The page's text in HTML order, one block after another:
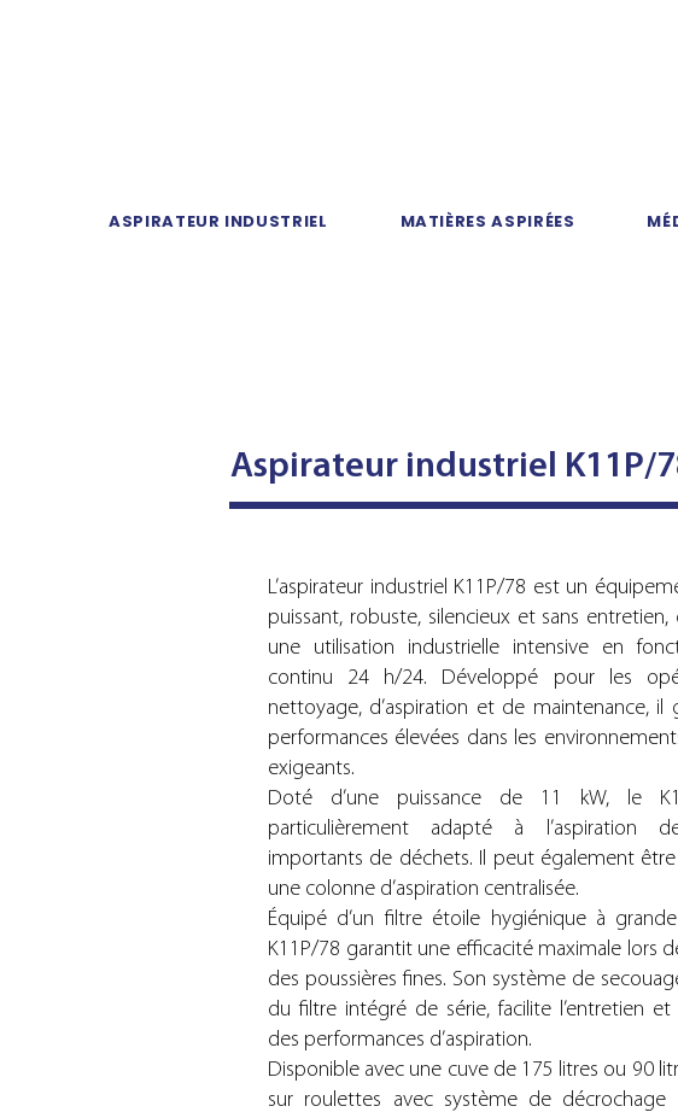
ASPIRATEUR INDUSTRIEL MATIÈRES ASPIRÉES
Aspirateur industriel K11P/
L’aspirateur industriel K11P/78 est un
puissant, robuste, silencieux et sans
une utilisation industrielle intensive en
continu 24 h/24. Développé pour les
nettoyage, d’aspiration et de maintenance, il
performances élevées dans les
exigeants.
Doté d’une puissance de 11 kW, le
particulièrement adapté à l’aspiration
importants de déchets. Il peut également
une colonne d’aspiration centralisée.
Équipé d’un filtre étoile hygiénique à
K11P/78 garantit une efficacité maximale lors
des poussières fines. Son système de
du filtre intégré de série, facilite l’entretien
des performances d’aspiration.
Disponible avec une cuve de 175 litres ou 90
sur roulettes avec système de décrochage